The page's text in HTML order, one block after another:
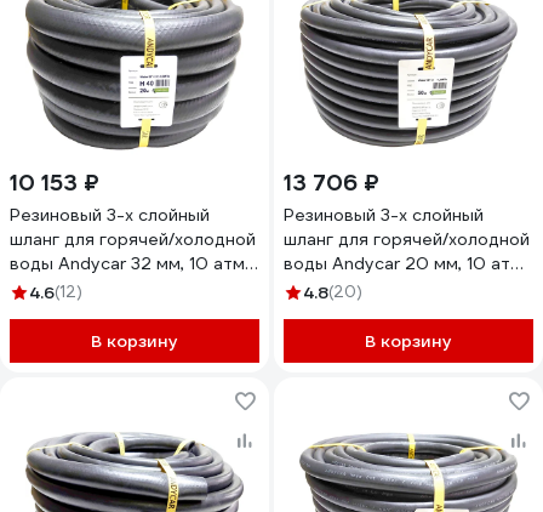
10 153 ₽
Резиновый 3-х слойный
шланг для горячей/холодной
воды Andycar 32 мм, 10 атм,
20 м H40
4.6(12)
В корзину
13 706 ₽
Резиновый 3-х слойный
шланг для горячей/холодной
воды Andycar 20 мм, 10 атм,
50 м H20
4.8(20)
В корзину